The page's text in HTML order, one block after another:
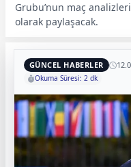
Grubu’nun maç
olarak paylaşacak.
GÜNCEL HABERLER
Okuma Süresi: 2 dk